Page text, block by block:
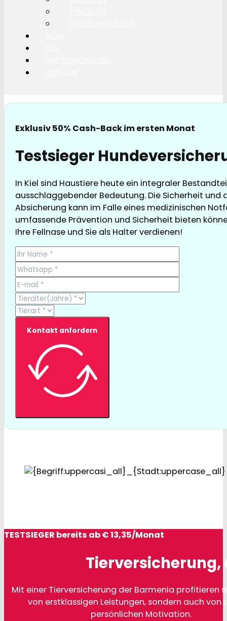
Exklusiv 50% Cash-Back im ersten Monat
Testsieger
In Kiel sind Haustiere heute ein integraler
ausschlaggebender Bedeutung. Die Sicherheit
Absicherung kann im Falle eines medizinischen
umfassende Prävention und Sicherheit bieten
Ihre Fellnase und Sie als Halter verdienen!
Kontakt anfordern
TESTSIEGER bereits ab € 13,35/Monat
Tierversicherung,
Mit einer Tierversicherung der Barmenia profitieren
von erstklassigen Leistungen, sondern auch von
persönlichen Motivation.